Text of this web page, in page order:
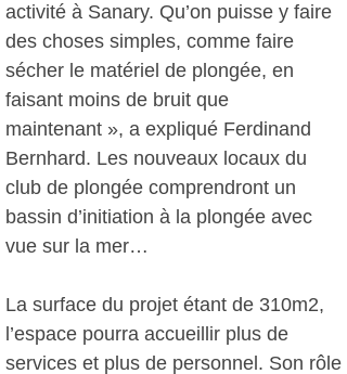
activité à Sanary. Qu’on puisse y faire
des choses simples, comme faire
sécher le matériel de plongée, en
faisant moins de bruit que
maintenant », a expliqué Ferdinand
Bernhard. Les nouveaux locaux du
club de plongée comprendront un
bassin d’initiation à la plongée avec
vue sur la mer…
La surface du projet étant de 310m2,
l’espace pourra accueillir plus de
services et plus de personnel. Son rôle